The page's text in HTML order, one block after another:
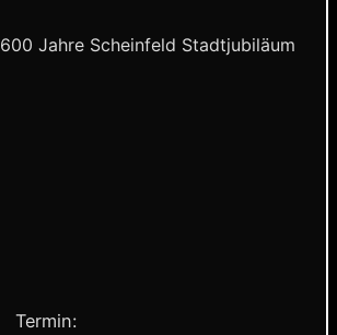
600 Jahre Scheinfeld Stadtjubiläum
Termin: